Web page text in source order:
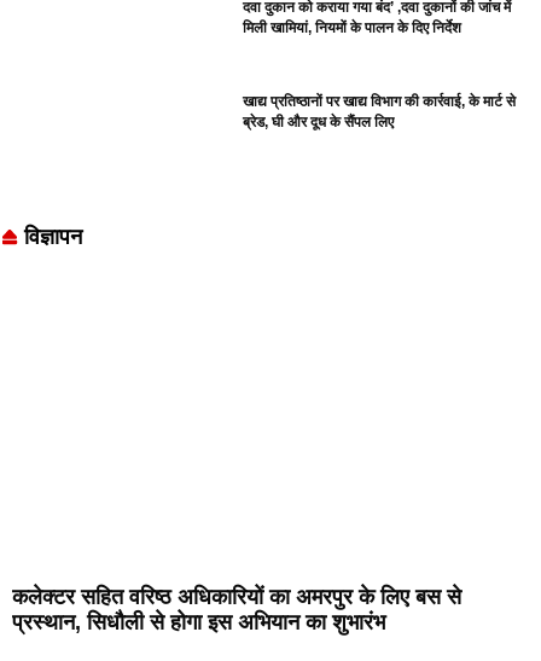
दवा दुकान को कराया गया बंद’ ,दवा दुकानों की जांच में
मिली खामियां, नियमों के पालन के दिए निर्देश
खाद्य प्रतिष्ठानों पर खाद्य विभाग की कार्रवाई, के मार्ट से
ब्रेड, घी और दूध के सैंपल लिए
विज्ञापन
कलेक्टर सहित वरिष्ठ अधिकारियों का अमरपुर के लिए बस से
प्रस्थान, सिधौली से होगा इस अभियान का शुभारंभ